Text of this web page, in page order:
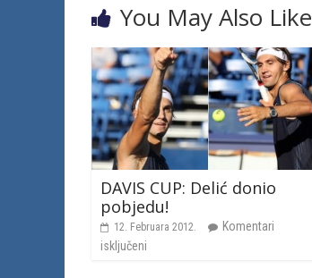
You May Also Like
DAVIS CUP: Delić donio
pobjedu!
12. Februara 2012.
Komentari
isključeni